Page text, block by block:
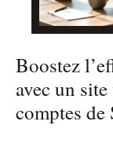
Boostez
avec un
comptes de